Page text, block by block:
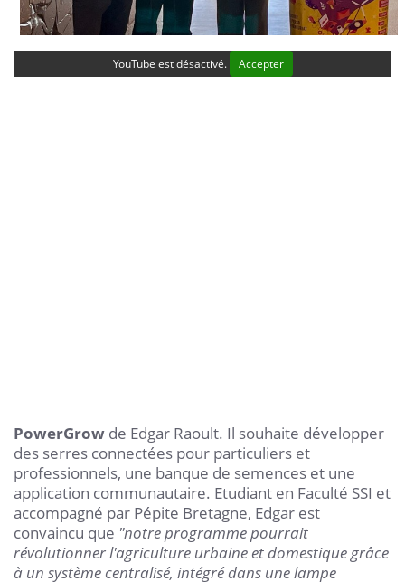
YouTube est désactivé. Accepter
PowerGrow de Edgar Raoult. Il souhaite développer
des serres connectées pour particuliers et
professionnels, une banque de semences et une
application communautaire. Etudiant en Faculté SSI et
accompagné par Pépite Bretagne, Edgar est
convaincu que "notre programme pourrait
révolutionner l'agriculture urbaine et domestique grâce
à un système centralisé, intégré dans une lampe